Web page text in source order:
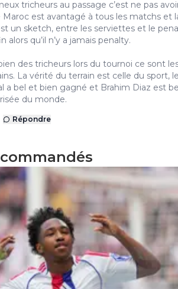
tricheurs au passage c’est ne pas
Maroc est avantagé à tous les matchs et
un sketch, entre les serviettes et le
alors qu’il n’y a jamais penalty.
bien des tricheurs lors du tournoi ce sont
La vérité du terrain est celle du sport,
a bel et bien gagné et Brahim Diaz est
du monde.
Répondre